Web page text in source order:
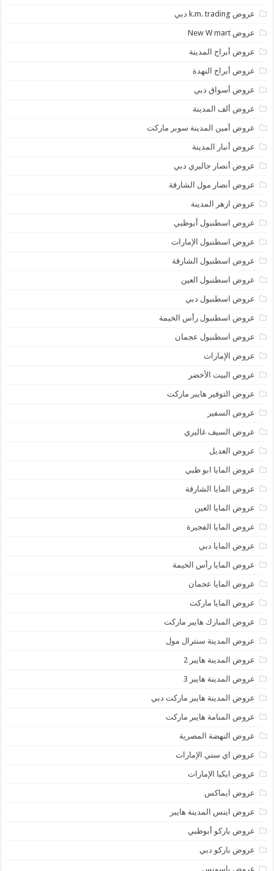
عروض k.m. trading دبي
عروض New W mart
عروض أبراج المدينة
عروض أبراج النهدة
عروض أسواق دبي
عروض ألف المدينة
عروض أمين المدينة سوبر ماركت
عروض أنبار المدينة
عروض أنصار جاليري دبي
عروض أنصار مول الشارقة
عروض ازهر المدينة
عروض اسطنبول أبوظبي
عروض اسطنبول الإمارات
عروض اسطنبول الشارقة
عروض اسطنبول العين
عروض اسطنبول دبي
عروض اسطنبول رأس الخيمة
عروض اسطنبول عجمان
عروض الإمارات
عروض البيت الأخضر
عروض التوفير هايبر ماركت
عروض السفير
عروض السيف غاليري
عروض العديل
عروض المايا ابو ظبي
عروض المايا الشارقة
عروض المايا العين
عروض المايا الفجيرة
عروض المايا دبي
عروض المايا رأس الخيمة
عروض المايا عجمان
عروض المايا ماركت
عروض المبارك هايبر ماركت
عروض المدينة سنترال مول
عروض المدينة هايبر 2
عروض المدينة هايبر 3
عروض المدينة هايبر ماركت دبي
عروض المنامة هايبر ماركت
عروض النهضة المصرية
عروض اي ستي الإمارات
عروض ايكيا الإمارات
عروض ايماكس
عروض اينس المدينة هايبر
عروض باركو أبوظبي
عروض باركو دبي
عروض باسونس